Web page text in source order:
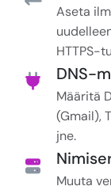
Aseta
HTTPS-
DNS-
Määritä
(Gmail),
jne.
Muuta